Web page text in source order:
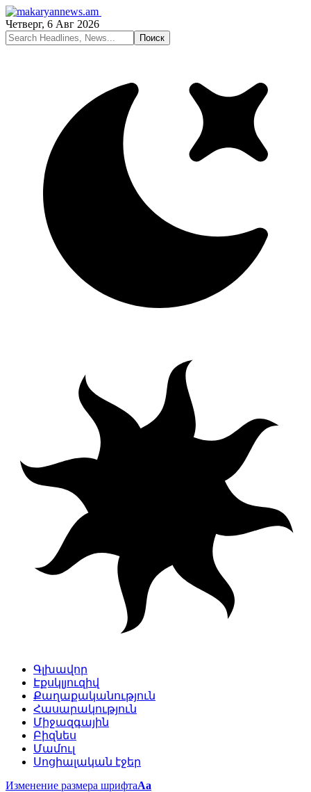
Четверг, 6 Авг 2026
Գլխավոր
Էքսկլյուզիվ
Քաղաքականություն
Հասարակություն
Միջազգային
Բիզնես
Մամուլ
Սոցիալական էջեր
Изменение размера шрифтаАа